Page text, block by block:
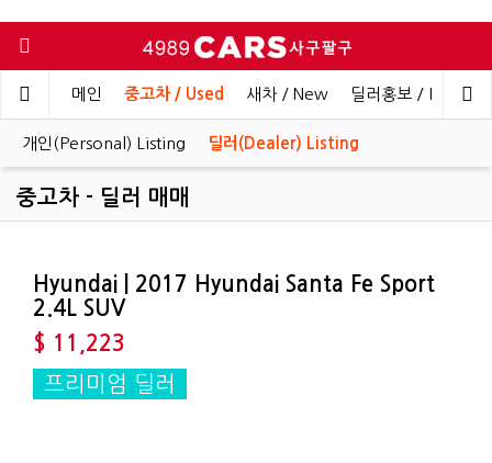
메인 중고차 / Used 새차 / New 딜러홍보 / Dealer
개인(Personal) Listing 딜러(Dealer) Listing
중고차 - 딜러 매매
Hyundai | 2017 Hyundai Santa Fe Sport
2.4L SUV
$ 11,223
프리미엄 딜러